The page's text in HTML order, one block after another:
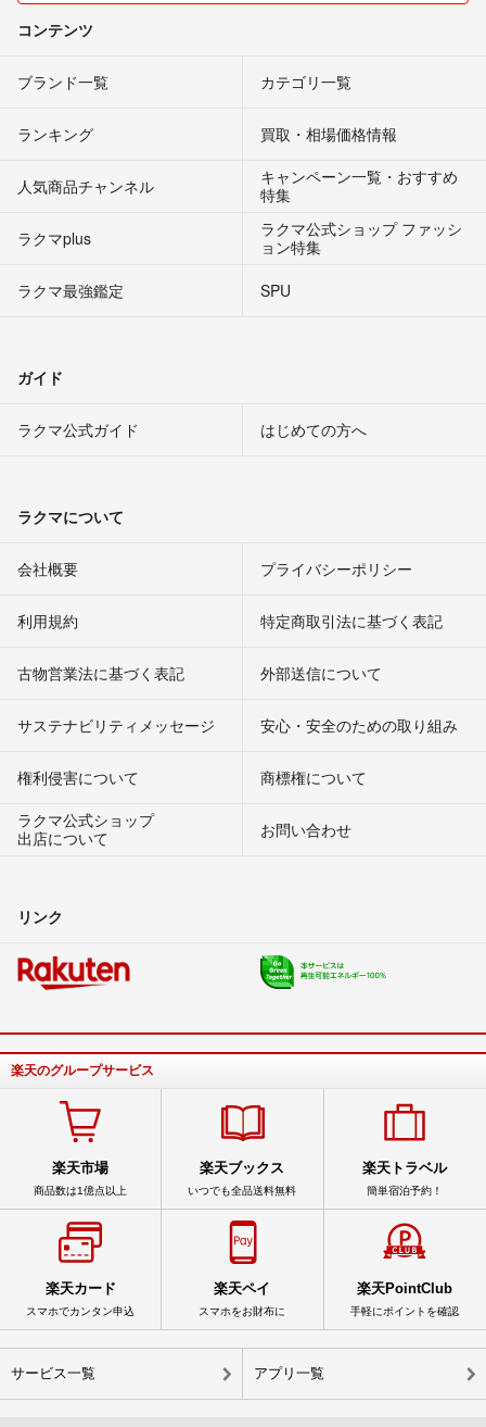
コンテンツ
ブランド一覧 カテゴリ一覧
ランキング 買取・相場価格情報
人気商品チャンネル
キャンペーン一覧・おすすめ
特集
ラクマplus
ラクマ公式ショップ ファッシ
ョン特集
ラクマ最強鑑定
SPU
ガイド
ラクマ公式ガイド はじめての方へ
ラクマについて
会社概要 プライバシーポリシー
利用規約 特定商取引法に基づく表記
古物営業法に基づく表記 外部送信について
サステナビリティメッセージ 安心・安全のための取り組み
権利侵害について
商標権について
ラクマ公式ショップ
出店について
お問い合わせ
リンク
楽天のグループサービス
楽天市場
商品数は1億点以上
楽天ブックス
いつでも全品送料無料
楽天トラベル
簡単宿泊予約！
楽天カード
スマホでカンタン申込
楽天ペイ
スマホをお財布に
楽天PointClub
手軽にポイントを確認
サービス一覧 アプリ一覧